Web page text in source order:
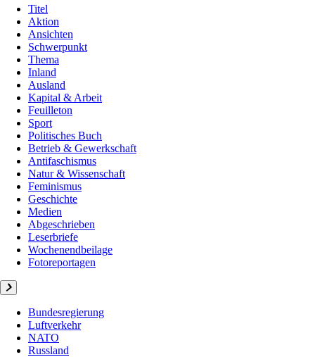
Titel
Aktion
Ansichten
Schwerpunkt
Thema
Inland
Ausland
Kapital & Arbeit
Feuilleton
Sport
Politisches Buch
Betrieb & Gewerkschaft
Antifaschismus
Natur & Wissenschaft
Feminismus
Geschichte
Medien
Abgeschrieben
Leserbriefe
Wochenendbeilage
Fotoreportagen
Bundesregierung
Luftverkehr
NATO
Russland